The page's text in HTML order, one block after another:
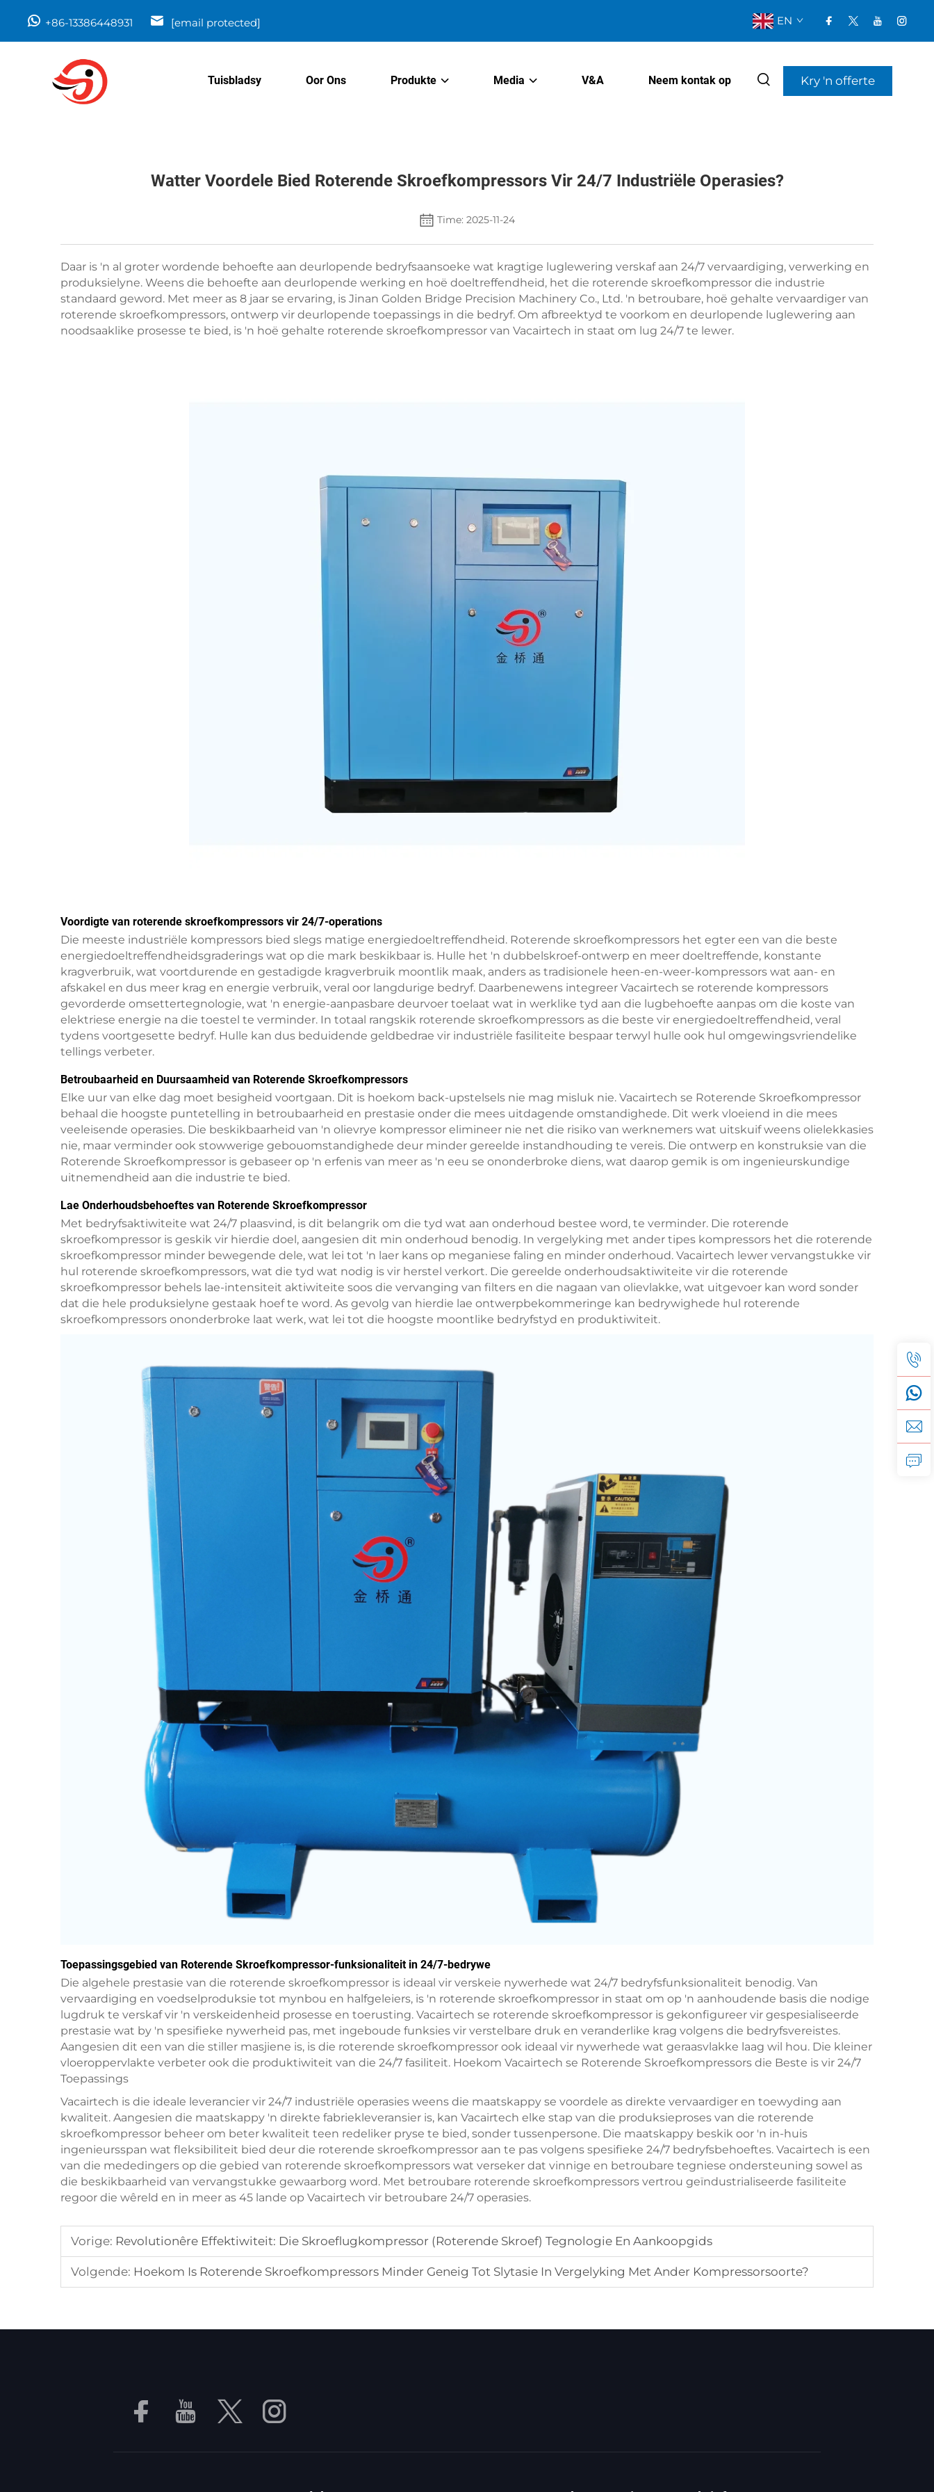
+86-13386448931 [email protected] EN
Tuisbladsy Oor Ons Produkte Media V&A Neem kontak op Kry 'n offerte
Watter Voordele Bied Roterende Skroefkompressors Vir 24/7 Industriële Operasies?
Time: 2025-11-24
Daar is 'n al groter wordende behoefte aan deurlopende bedryfsaansoeke wat kragtige luglewering verskaf aan 24/7 vervaardiging, verwerking en
produksielyne. Weens die behoefte aan deurlopende werking en hoë doeltreffendheid, het die roterende skroefkompressor die industrie
standaard geword. Met meer as 8 jaar se ervaring, is Jinan Golden Bridge Precision Machinery Co., Ltd. 'n betroubare, hoë gehalte vervaardiger van
roterende skroefkompressors, ontwerp vir deurlopende toepassings in die bedryf. Om afbreektyd te voorkom en deurlopende luglewering aan
noodsaaklike prosesse te bied, is 'n hoë gehalte roterende skroefkompressor van Vacairtech in staat om lug 24/7 te lewer.
Voordigte van roterende skroefkompressors vir 24/7-operations
Die meeste industriële kompressors bied slegs matige energiedoeltreffendheid. Roterende skroefkompressors het egter een van die beste
energiedoeltreffendheidsgraderings wat op die mark beskikbaar is. Hulle het 'n dubbelskroef-ontwerp en meer doeltreffende, konstante
kragverbruik, wat voortdurende en gestadigde kragverbruik moontlik maak, anders as tradisionele heen-en-weer-kompressors wat aan- en
afskakel en dus meer krag en energie verbruik, veral oor langdurige bedryf. Daarbenewens integreer Vacairtech se roterende kompressors
gevorderde omsettertegnologie, wat 'n energie-aanpasbare deurvoer toelaat wat in werklike tyd aan die lugbehoefte aanpas om die koste van
elektriese energie na die toestel te verminder. In totaal rangskik roterende skroefkompressors as die beste vir energiedoeltreffendheid, veral
tydens voortgesette bedryf. Hulle kan dus beduidende geldbedrae vir industriële fasiliteite bespaar terwyl hulle ook hul omgewingsvriendelike
tellings verbeter.
Betroubaarheid en Duursaamheid van Roterende Skroefkompressors
Elke uur van elke dag moet besigheid voortgaan. Dit is hoekom back-upstelsels nie mag misluk nie. Vacairtech se Roterende Skroefkompressor
behaal die hoogste puntetelling in betroubaarheid en prestasie onder die mees uitdagende omstandighede. Dit werk vloeiend in die mees
veeleisende operasies. Die beskikbaarheid van 'n olievrye kompressor elimineer nie net die risiko van werknemers wat uitskuif weens olielekkasies
nie, maar verminder ook stowwerige gebouomstandighede deur minder gereelde instandhouding te vereis. Die ontwerp en konstruksie van die
Roterende Skroefkompressor is gebaseer op 'n erfenis van meer as 'n eeu se ononderbroke diens, wat daarop gemik is om ingenieurskundige
uitnemendheid aan die industrie te bied.
Lae Onderhoudsbehoeftes van Roterende Skroefkompressor
Met bedryfsaktiwiteite wat 24/7 plaasvind, is dit belangrik om die tyd wat aan onderhoud bestee word, te verminder. Die roterende
skroefkompressor is geskik vir hierdie doel, aangesien dit min onderhoud benodig. In vergelyking met ander tipes kompressors het die roterende
skroefkompressor minder bewegende dele, wat lei tot 'n laer kans op meganiese faling en minder onderhoud. Vacairtech lewer vervangstukke vir
hul roterende skroefkompressors, wat die tyd wat nodig is vir herstel verkort. Die gereelde onderhoudsaktiwiteite vir die roterende
skroefkompressor behels lae-intensiteit aktiwiteite soos die vervanging van filters en die nagaan van olievlakke, wat uitgevoer kan word sonder
dat die hele produksielyne gestaak hoef te word. As gevolg van hierdie lae ontwerpbekommeringe kan bedrywighede hul roterende
skroefkompressors ononderbroke laat werk, wat lei tot die hoogste moontlike bedryfstyd en produktiwiteit.
Toepassingsgebied van Roterende Skroefkompressor-funksionaliteit in 24/7-bedrywe
Die algehele prestasie van die roterende skroefkompressor is ideaal vir verskeie nywerhede wat 24/7 bedryfsfunksionaliteit benodig. Van
vervaardiging en voedselproduksie tot mynbou en halfgeleiers, is 'n roterende skroefkompressor in staat om op 'n aanhoudende basis die nodige
lugdruk te verskaf vir 'n verskeidenheid prosesse en toerusting. Vacairtech se roterende skroefkompressor is gekonfigureer vir gespesialiseerde
prestasie wat by 'n spesifieke nywerheid pas, met ingeboude funksies vir verstelbare druk en veranderlike krag volgens die bedryfsvereistes.
Aangesien dit een van die stiller masjiene is, is die roterende skroefkompressor ook ideaal vir nywerhede wat geraasvlakke laag wil hou. Die kleiner
vloeroppervlakte verbeter ook die produktiwiteit van die 24/7 fasiliteit. Hoekom Vacairtech se Roterende Skroefkompressors die Beste is vir 24/7
Toepassings
Vacairtech is die ideale leverancier vir 24/7 industriële operasies weens die maatskappy se voordele as direkte vervaardiger en toewyding aan
kwaliteit. Aangesien die maatskappy 'n direkte fabriekleveransier is, kan Vacairtech elke stap van die produksieproses van die roterende
skroefkompressor beheer om beter kwaliteit teen redeliker pryse te bied, sonder tussenpersone. Die maatskappy beskik oor 'n in-huis
ingenieursspan wat fleksibiliteit bied deur die roterende skroefkompressor aan te pas volgens spesifieke 24/7 bedryfsbehoeftes. Vacairtech is een
van die mededingers op die gebied van roterende skroefkompressors wat verseker dat vinnige en betroubare tegniese ondersteuning sowel as
die beskikbaarheid van vervangstukke gewaarborg word. Met betroubare roterende skroefkompressors vertrou geïndustrialiseerde fasiliteite
regoor die wêreld en in meer as 45 lande op Vacairtech vir betroubare 24/7 operasies.
Vorige: Revolutionêre Effektiwiteit: Die Skroeflugkompressor (Roterende Skroef) Tegnologie En Aankoopgids
Volgende: Hoekom Is Roterende Skroefkompressors Minder Geneig Tot Slytasie In Vergelyking Met Ander Kompressorsoorte?